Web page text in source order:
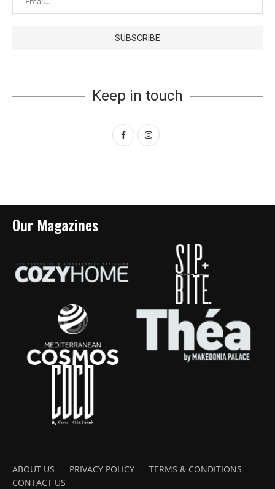
Keep in touch
Our Magazines
ABOUT US PRIVACY POLICY
TERMS & CONDITIONS
CONTACT US